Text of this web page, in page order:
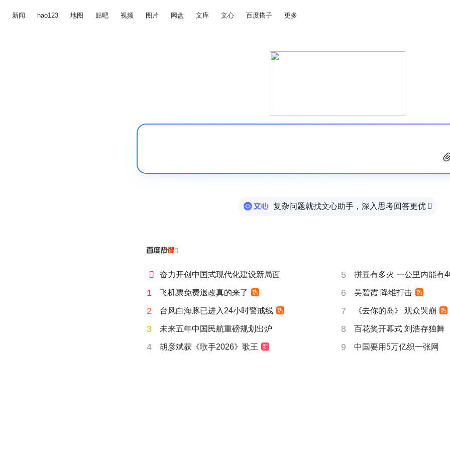
新闻 hao123 地图 贴吧 视频 图片 网盘 文库 文心 百度搭子 更多
复杂问题就找文心助手，深入思考回答更优 

 奋力开创中国式现代化建设新局面 5 拼豆有多火 一公里内能有
1 飞机票免费退改真的来了 热 6 吴碧霞 降维打击 热
2 台风白海豚已进入24小时警戒线 热 7 《去你的岛》 观众哭崩 热
3 未来五年中国民航重磅规划出炉 8 百花奖开幕式 刘浩存独舞
4 胡彦斌获《歌手2026》歌王 新 9 中国要用5万亿织一张网